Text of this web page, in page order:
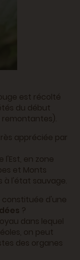
est récolté
du début
appréciée par
l'Est, en zone
et Monts
à l'état sauvage.
constituée d'une
?
dans lequel
on peut
des organes